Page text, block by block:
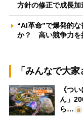
方針の修正で成長
“AI革命”で爆発的
か？ 高い競争力を
「みんなで大
《つ
ん」
ら…